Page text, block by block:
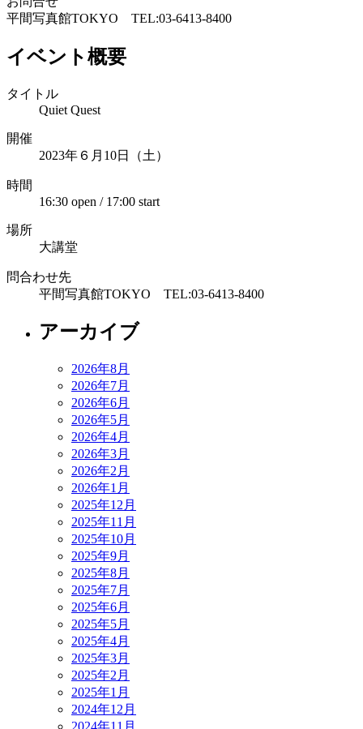
平間写真館TOKYO TEL:03-6413-8400
イベント概要
タイトル
Quiet Quest
開催
2023年６月10日（土）
時間
16:30 open / 17:00 start
場所
大講堂
問合わせ先
平間写真館TOKYO TEL:03-6413-8400
アーカイブ
2026年8月
2026年7月
2026年6月
2026年5月
2026年4月
2026年3月
2026年2月
2026年1月
2025年12月
2025年11月
2025年10月
2025年9月
2025年8月
2025年7月
2025年6月
2025年5月
2025年4月
2025年3月
2025年2月
2025年1月
2024年12月